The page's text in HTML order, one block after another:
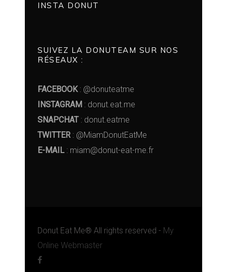
INSTA DONUT
SUIVEZ LA DONUTEAM SUR NOS
RÉSEAUX :
FACEBOOK: @donuteatme
INSTAGRAM : donut.eat.me
SNAPCHAT: donut.eatme
TWITTER: @MiamDonutEatMe
E-MAIL: miam@donut-eat-me.fr
Donut Eat Me® All rights reserved - My
Online Webmaster